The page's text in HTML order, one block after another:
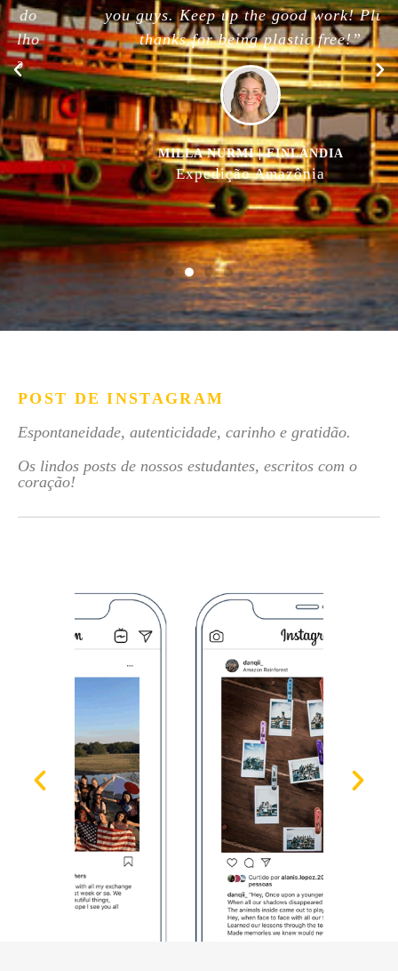
you guys. Keep up the good work! Plus,
thanks for being plastic free!”
MILLA NURMI | FINLÂNDIA
Expedição Amazônia
POST DE INSTAGRAM
Espontaneidade, autenticidade, carinho e gratidão.
Os lindos posts de nossos estudantes, escritos com o
coração!